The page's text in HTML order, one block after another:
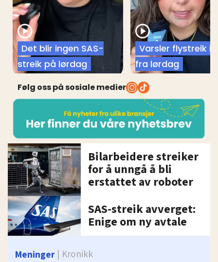
Det blir ingen SAS-
streik på lørdag
Varsler flystreik i
fra lørdag
Følg oss på sosiale medier
Bilarbeidere streiker
for å unngå å bli
erstattet av roboter
SAS-streik avverget:
Enige om ny avtale
Meninger Kronikk